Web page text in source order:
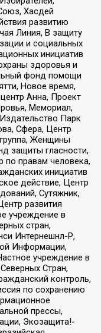
Хасдей
развитию
Линия, В защиту
и социальных
инициатив
здоровья и
фонд помощи
Новое время,
Анна, Проект
Мемориал,
Парк
Сфера, Центр
Женщины
защиты гласности,
по правам человека,
инициатив
действие, Центр
Сутяжник,
развития
учреждение в
стран,
Интернешнл-Р,
Информации,
учреждение в
Стран,
контроль,
по сохранению
прессы,
Экозащита!-